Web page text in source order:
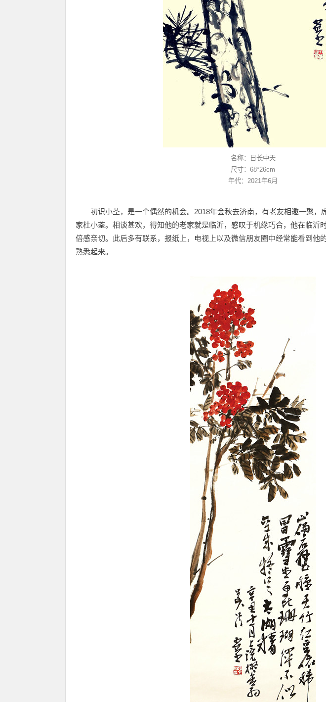
名称：日长中天
尺寸：68*26cm
年代：2021年6月
初识小荃，是一个偶然的机会。2018年金秋去济南，有老友相邀一聚，
家杜小荃。相谈甚欢，得知他的老家就是临沂，感叹于机缘巧合，他在临沂
倍感亲切。此后多有联系，报纸上，电视上以及微信朋友圈中经常能看到他
熟悉起来。